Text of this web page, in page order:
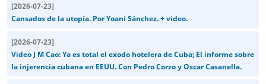
[2026-07-23]
Cansados de la utopía. Por Yoani Sánchez. + video.
[2026-07-23]
Video J M Cao: Ya es total el exodo hotelera de Cuba; El informe sobre
la injerencia cubana en EEUU. Con Pedro Corzo y Oscar Casanella.